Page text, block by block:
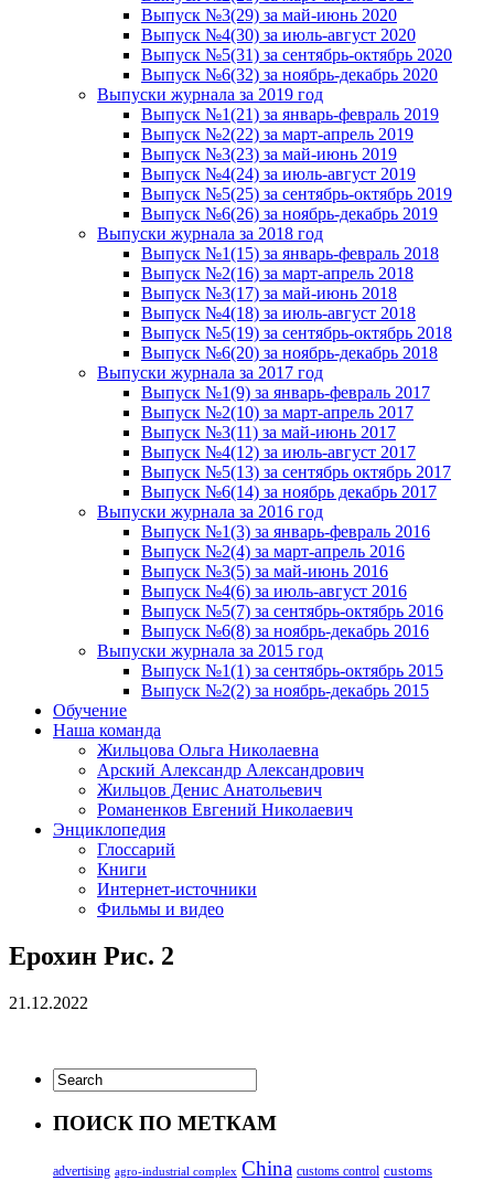
Выпуск №3(29) за май-июнь 2020
Выпуск №4(30) за июль-август 2020
Выпуск №5(31) за сентябрь-октябрь 2020
Выпуск №6(32) за ноябрь-декабрь 2020
Выпуски журнала за 2019 год
Выпуск №1(21) за январь-февраль 2019
Выпуск №2(22) за март-апрель 2019
Выпуск №3(23) за май-июнь 2019
Выпуск №4(24) за июль-август 2019
Выпуск №5(25) за сентябрь-октябрь 2019
Выпуск №6(26) за ноябрь-декабрь 2019
Выпуски журнала за 2018 год
Выпуск №1(15) за январь-февраль 2018
Выпуск №2(16) за март-апрель 2018
Выпуск №3(17) за май-июнь 2018
Выпуск №4(18) за июль-август 2018
Выпуск №5(19) за сентябрь-октябрь 2018
Выпуск №6(20) за ноябрь-декабрь 2018
Выпуски журнала за 2017 год
Выпуск №1(9) за январь-февраль 2017
Выпуск №2(10) за март-апрель 2017
Выпуск №3(11) за май-июнь 2017
Выпуск №4(12) за июль-август 2017
Выпуск №5(13) за сентябрь октябрь 2017
Выпуск №6(14) за ноябрь декабрь 2017
Выпуски журнала за 2016 год
Выпуск №1(3) за январь-февраль 2016
Выпуск №2(4) за март-апрель 2016
Выпуск №3(5) за май-июнь 2016
Выпуск №4(6) за июль-август 2016
Выпуск №5(7) за сентябрь-октябрь 2016
Выпуск №6(8) за ноябрь-декабрь 2016
Выпуски журнала за 2015 год
Выпуск №1(1) за сентябрь-октябрь 2015
Выпуск №2(2) за ноябрь-декабрь 2015
Обучение
Наша команда
Жильцова Ольга Николаевна
Арский Александр Александрович
Жильцов Денис Анатольевич
Романенков Евгений Николаевич
Энциклопедия
Глоссарий
Книги
Интернет-источники
Фильмы и видео
Ерохин Рис. 2
21.12.2022
ПОИСК ПО МЕТКАМ
advertising agro-industrial complex China customs control customs